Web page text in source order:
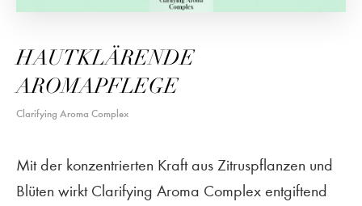
HAUTKLÄRENDE
AROMAPFLEGE
Clarifying Aroma Complex
Mit der konzentrierten Kraft aus Zitruspflanzen und
Blüten wirkt Clarifying Aroma Complex entgiftend